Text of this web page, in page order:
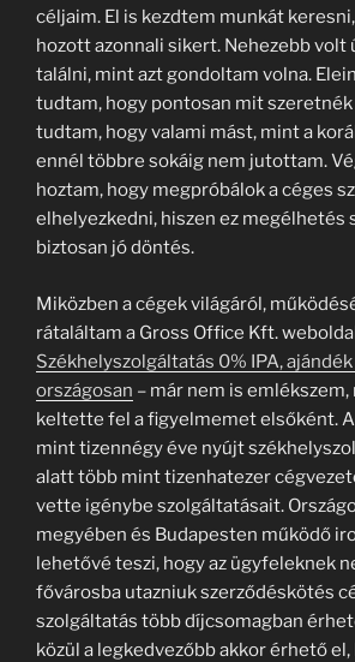
céljaim. El is kezdtem munkát
hozott azonnali sikert. Nehezebb volt
találni, mint azt gondoltam volna.
tudtam, hogy pontosan mit
tudtam, hogy valami mást, mint a
ennél többre sokáig nem jutottam.
hoztam, hogy megpróbálok a céges
elhelyezkedni, hiszen ez megélhetés
biztosan jó döntés.
Miközben a cégek világáról,
rátaláltam a Gross Office Kft.
Székhelyszolgáltatás 0% IPA,
országosan – már nem is emlékszem,
keltette fel a figyelmemet elsőként.
mint tizennégy éve nyújt
alatt több mint tizenhatezer
vette igénybe szolgáltatásait.
megyében és Budapesten működő
lehetővé teszi, hogy az ügyfeleknek
fővárosba utazniuk szerződéskötés
szolgáltatás több díjcsomagban
közül a legkedvezőbb akkor érhető el,